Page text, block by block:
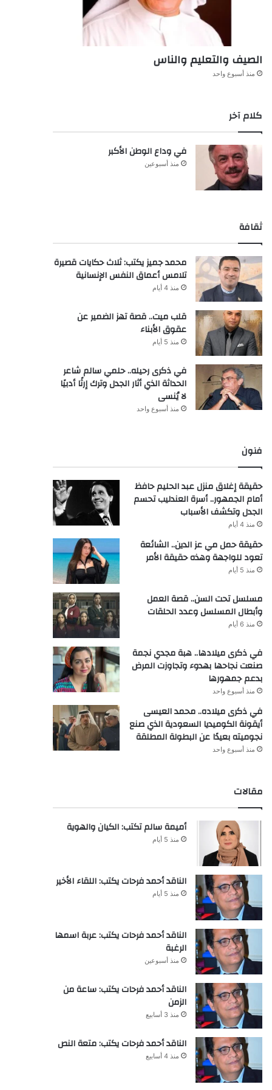
الصيف والتعليم والناس
منذ أسبوع واحد
كلام آخر
في وداع الوطن الأكبر
منذ أسبوعين
ثقافة
محمد جميز يكتب: ثلاث حكايات قصيرة
تلامس أعماق النفس الإنسانية
منذ 4 أيام
قلب ميت.. قصة تهز الضمير عن
عقوق الأبناء
منذ 5 أيام
في ذكرى رحيله.. حلمي سالم شاعر
الحداثة الذي أثار الجدل وترك إرثًا أدبيًا
لا يُنسى
منذ أسبوع واحد
فنون
حقيقة إغلاق منزل عبد الحليم حافظ
أمام الجمهور.. أسرة العندليب تحسم
الجدل وتكشف الأسباب
منذ 4 أيام
حقيقة حمل مي عز الدين.. الشائعة
تعود للواجهة وهذه حقيقة الأمر
منذ 5 أيام
مسلسل تحت السن.. قصة العمل
وأبطال المسلسل وعدد الحلقات
منذ 6 أيام
في ذكرى ميلادها.. هبة مجدي نجمة
صنعت نجاحها بهدوء وتجاوزت المرض
بدعم جمهورها
منذ أسبوع واحد
في ذكرى ميلاده.. محمد العيسى
أيقونة الكوميديا السعودية الذي صنع
نجوميته بعيدًا عن البطولة المطلقة
منذ أسبوع واحد
مقالات
أميمة سالم تكتب: الكيان والهوية
منذ 5 أيام
الناقد أحمد فرحات يكتب: اللقاء الأخير
منذ 5 أيام
الناقد أحمد فرحات يكتب: عربة اسمها
الرغبة
منذ أسبوعين
الناقد أحمد فرحات يكتب: ساعة من
الزمن
منذ 3 أسابيع
الناقد أحمد فرحات يكتب: متعة النص
منذ 4 أسابيع